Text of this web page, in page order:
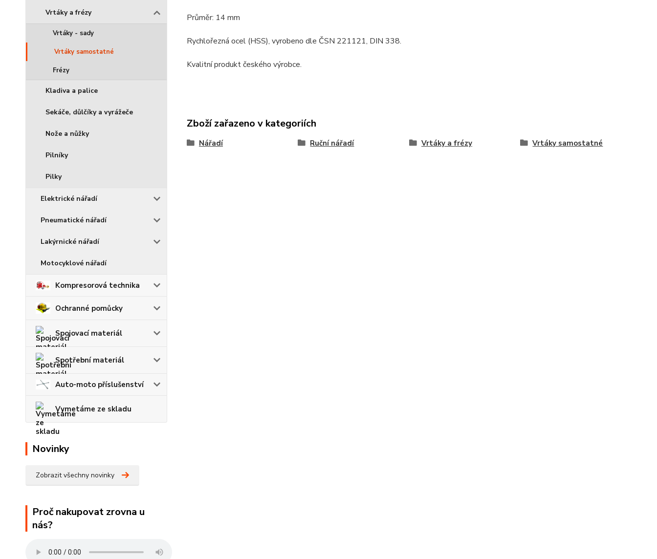
Vrtáky a frézy
Vrtáky - sady
Vrtáky samostatné
Frézy
Kladiva a palice
Sekáče, důlčíky a vyrážeče
Nože a nůžky
Pilníky
Pilky
Elektrické nářadí
Pneumatické nářadí
Lakýrnické nářadí
Motocyklové nářadí
Kompresorová technika
Ochranné pomůcky
Spojovací materiál
Spotřební materiál
Auto-moto příslušenství
Vymetáme ze skladu
Novinky
Zobrazit všechny novinky
Proč nakupovat zrovna u
nás?
Průměr: 14 mm
Rychlořezná ocel (HSS), vyrobeno dle ČSN 221121, DIN 338.
Kvalitní produkt českého výrobce.
Zboží zařazeno v kategoriích
Nářadí Ruční nářadí Vrtáky a frézy Vrtáky samostatné